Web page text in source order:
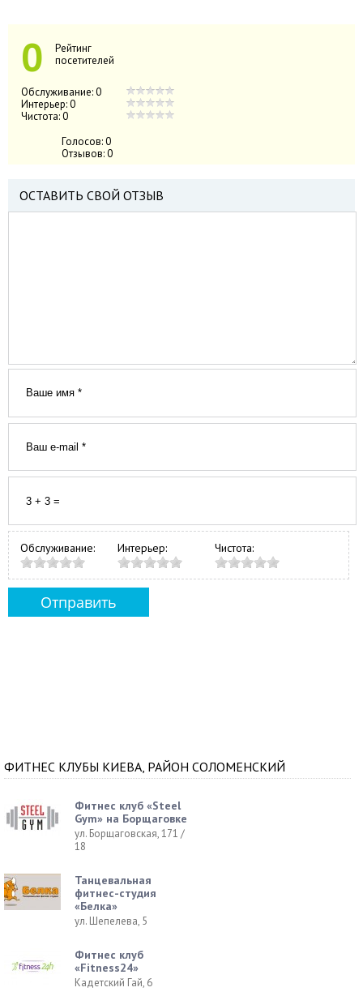
0
Рейтинг
посетителей
Обслуживание:0
Интерьер:0
Чистота:0
Голосов:0
Отзывов:0
ОСТАВИТЬ СВОЙ ОТЗЫВ
Обслуживание: Интерьер: Чистота:
ФИТНЕС КЛУБЫ КИЕВА, РАЙОН СОЛОМЕНСКИЙ
Фитнес клуб «Steel
Gym» на Борщаговке
ул. Борщаговская, 171 /
18
Танцевальная
фитнес-студия
«Белка»
ул. Шепелева, 5
Фитнес клуб
«Fitness24»
Кадетский Гай, 6